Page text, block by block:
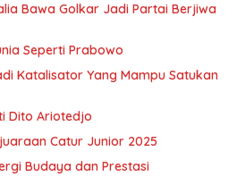
Bawa Golkar Jadi Partai Berjiwa
Seperti Prabowo
Katalisator Yang Mampu Satukan
Dito Ariotedjo
Catur Junior 2025
Budaya dan Prestasi